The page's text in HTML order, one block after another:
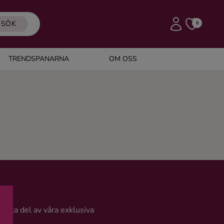
SÖK 0
TRENDSPANARNA OM OSS
ta del av våra exklusiva